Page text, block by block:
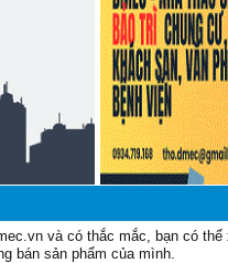
và có thắc mắc, bạn có
bán sản phẩm của mình.